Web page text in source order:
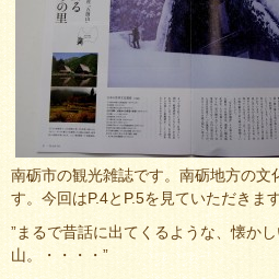
南砺市の観光雑誌です。南砺地方の文
す。今回はP.4とP.5を見ていただきま
”まるで昔話に出てくるような、懐か
山。・・・・”